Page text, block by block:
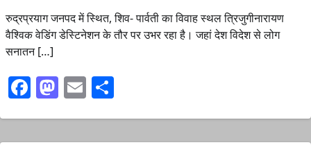
रुद्रप्रयाग जनपद में स्थित, शिव- पार्वती का विवाह स्थल त्रिजुगीनारायण
वैश्विक वेडिंग डेस्टिनेशन के तौर पर उभर रहा है। जहां देश विदेश से लोग
सनातन […]
Facebook
Mastodon
Email